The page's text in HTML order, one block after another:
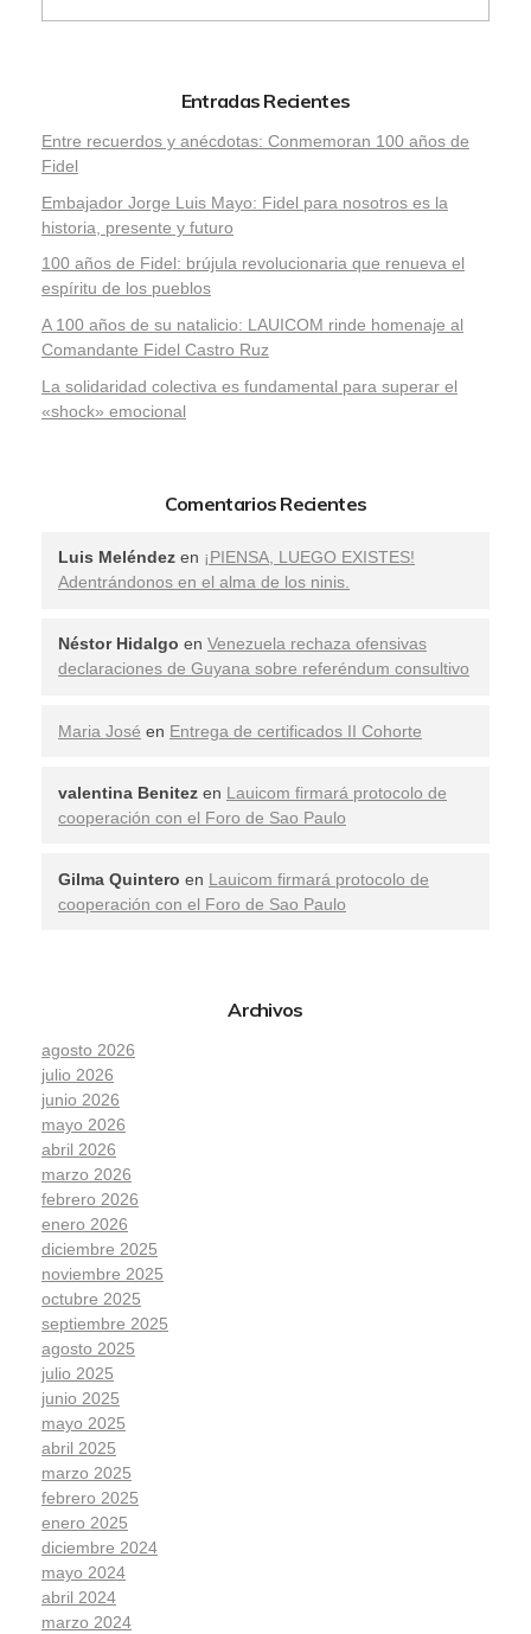
Entradas Recientes
Entre recuerdos y anécdotas: Conmemoran 100 años de
Fidel
Embajador Jorge Luis Mayo: Fidel para nosotros es la
historia, presente y futuro
100 años de Fidel: brújula revolucionaria que renueva el
espíritu de los pueblos
A 100 años de su natalicio: LAUICOM rinde homenaje al
Comandante Fidel Castro Ruz
La solidaridad colectiva es fundamental para superar el
«shock» emocional
Comentarios Recientes
Luis Meléndez en ¡PIENSA, LUEGO EXISTES!
Adentrándonos en el alma de los ninis.
Néstor Hidalgo en Venezuela rechaza ofensivas
declaraciones de Guyana sobre referéndum consultivo
Maria José en Entrega de certificados II Cohorte
valentina Benitez en Lauicom firmará protocolo de
cooperación con el Foro de Sao Paulo
Gilma Quintero en Lauicom firmará protocolo de
cooperación con el Foro de Sao Paulo
Archivos
agosto 2026
julio 2026
junio 2026
mayo 2026
abril 2026
marzo 2026
febrero 2026
enero 2026
diciembre 2025
noviembre 2025
octubre 2025
septiembre 2025
agosto 2025
julio 2025
junio 2025
mayo 2025
abril 2025
marzo 2025
febrero 2025
enero 2025
diciembre 2024
mayo 2024
abril 2024
marzo 2024